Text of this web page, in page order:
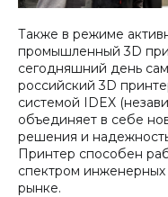
Также в режиме
промышленный 3D
сегодняшний день
российский 3D
системой IDEX
объединяет в себе
решения и
Принтер способен
спектром
рынке.